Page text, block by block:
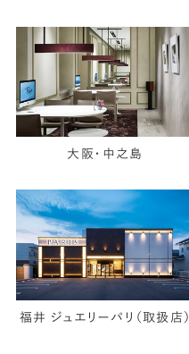
大阪・中之島
福井 ジュエリーパリ（取扱店）